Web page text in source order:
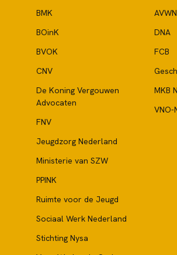
BMK
BOinK
BVOK
CNV
De Koning Vergouwen
Advocaten
FNV
Jeugdzorg Nederland
Ministerie van SZW
PPINK
Ruimte voor de Jeugd
Sociaal Werk Nederland
Stichting Nysa
AVWN
DNA
FCB
MKB
VNO-